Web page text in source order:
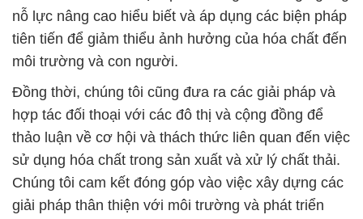
nỗ lực nâng cao hiểu biết và áp dụng các biện pháp
tiên tiến để giảm thiểu ảnh hưởng của hóa chất đến
môi trường và con người.
Đồng thời, chúng tôi cũng đưa ra các giải pháp và
hợp tác đối thoại với các đô thị và cộng đồng để
thảo luận về cơ hội và thách thức liên quan đến việc
sử dụng hóa chất trong sản xuất và xử lý chất thải.
Chúng tôi cam kết đóng góp vào việc xây dựng các
giải pháp thân thiện với môi trường và phát triển